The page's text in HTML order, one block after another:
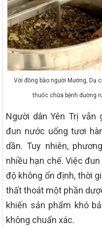
Với đồng bào người Mường, Dạ
thuốc chữa bệnh đường
Người dân Yên Trị vẫn
đun nước uống tươi
dần. Tuy nhiên,
nhiều hạn chế. Việc
độ không ổn định, thời
thất thoát một phần
khiến sản phẩm khó
không chuẩn xác.